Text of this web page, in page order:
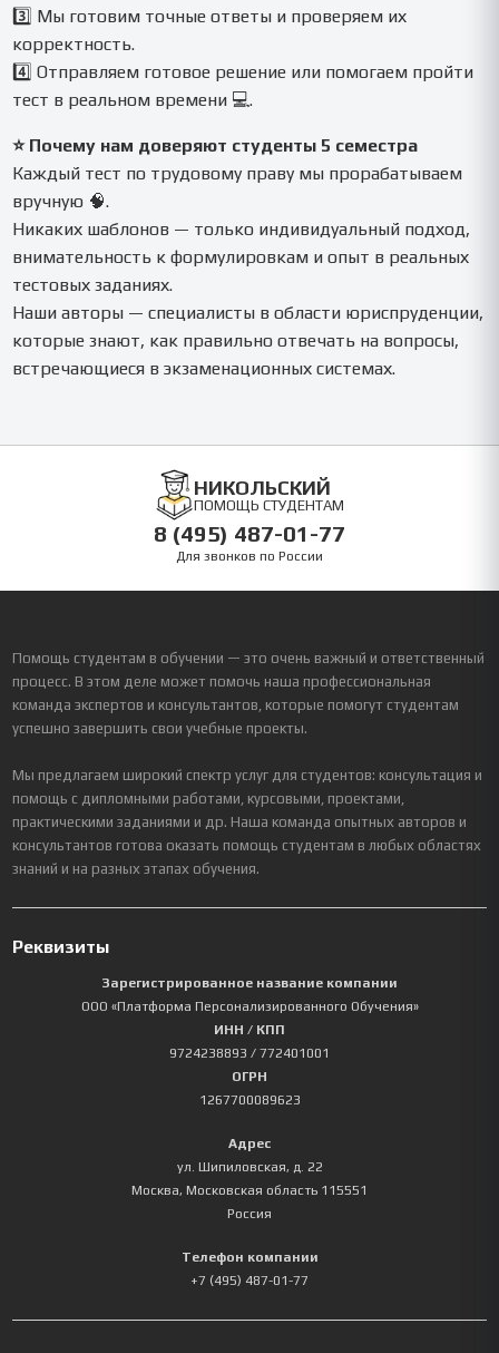
3️⃣ Мы готовим точные ответы и проверяем их
корректность.
4️⃣ Отправляем готовое решение или помогаем пройти
тест в реальном времени 💻.
⭐ Почему нам доверяют студенты 5 семестра
Каждый тест по трудовому праву мы прорабатываем
вручную 🧠.
Никаких шаблонов — только индивидуальный подход,
внимательность к формулировкам и опыт в реальных
тестовых заданиях.
Наши авторы — специалисты в области юриспруденции,
которые знают, как правильно отвечать на вопросы,
встречающиеся в экзаменационных системах.
НИКОЛЬСКИЙ
ПОМОЩЬ СТУДЕНТАМ
8 (495) 487-01-77
Для звонков по России
Помощь студентам в обучении — это очень важный и ответственный
процесс. В этом деле может помочь наша профессиональная
команда экспертов и консультантов, которые помогут студентам
успешно завершить свои учебные проекты.
Мы предлагаем широкий спектр услуг для студентов: консультация и
помощь с дипломными работами, курсовыми, проектами,
практическими заданиями и др. Наша команда опытных авторов и
консультантов готова оказать помощь студентам в любых областях
знаний и на разных этапах обучения.
Реквизиты
Зарегистрированное название компании
ООО «Платформа Персонализированного Обучения»
ИНН / КПП
9724238893 / 772401001
ОГРН
1267700089623
Адрес
ул. Шипиловская, д. 22
Москва, Московская область 115551
Россия
Телефон компании
+7 (495) 487-01-77